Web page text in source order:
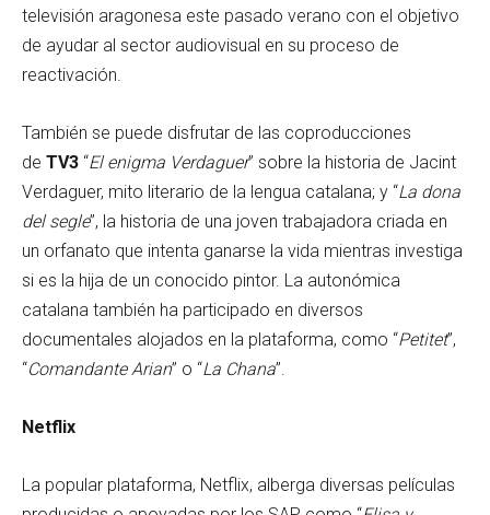
televisión aragonesa este pasado verano con el objetivo
de ayudar al sector audiovisual en su proceso de
reactivación.
También se puede disfrutar de las coproducciones
de TV3 “El enigma Verdaguer” sobre la historia de Jacint
Verdaguer, mito literario de la lengua catalana; y “La dona
del segle”, la historia de una joven trabajadora criada en
un orfanato que intenta ganarse la vida mientras investiga
si es la hija de un conocido pintor. La autonómica
catalana también ha participado en diversos
documentales alojados en la plataforma, como “Petitet”,
“Comandante Arian” o “La Chana”.
Netflix
La popular plataforma, Netflix, alberga diversas películas